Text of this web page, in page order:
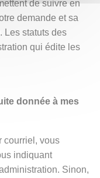
de suivre en
demande et sa
Les statuts des
qui édite les
donnée à mes
courriel, vous
indiquant
Sinon,